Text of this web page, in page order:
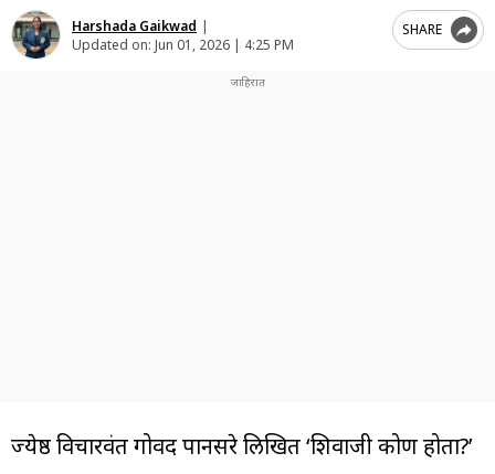
Harshada Gaikwad |
Updated on: Jun 01, 2026 | 4:25 PM
SHARE
ज्येष्ठ विचारवंत गोविंद पानसरे लिखित ‘शिवाजी कोण होता?’